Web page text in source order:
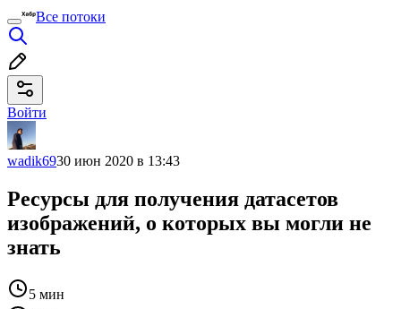
Все потоки
Войти
wadik6930 июн 2020 в 13:43
Ресурсы для получения датасетов
изображений, о которых вы могли не
знать
5 мин